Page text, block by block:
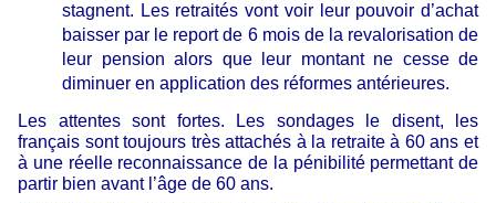
stagnent. Les retraités vont voir leur pouvoir d’achat
baisser par le report de 6 mois de la revalorisation de
leur pension alors que leur montant ne cesse de
diminuer en application des réformes antérieures.
Les attentes sont fortes. Les sondages le disent, les
français sont toujours très attachés à la retraite à 60 ans et
à une réelle reconnaissance de la pénibilité permettant de
partir bien avant l’âge de 60 ans.